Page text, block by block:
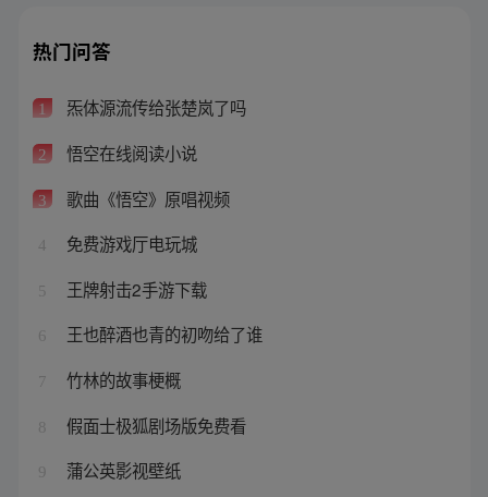
热门问答
1 炁体源流传给张楚岚了吗
2 悟空在线阅读小说
3 歌曲《悟空》原唱视频
4 免费游戏厅电玩城
5 王牌射击2手游下载
6 王也醉酒也青的初吻给了谁
7 竹林的故事梗概
8 假面士极狐剧场版免费看
9 蒲公英影视壁纸